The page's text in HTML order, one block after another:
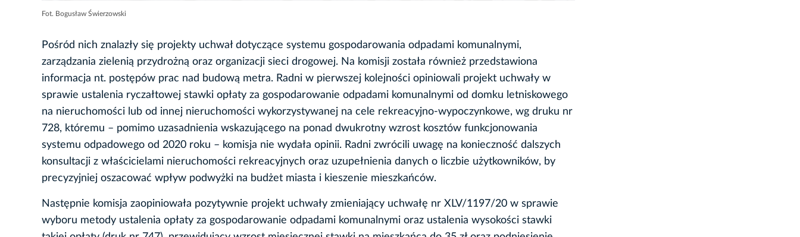
Fot. Bogusław Świerzowski
Pośród nich znalazły się projekty uchwał dotyczące systemu gospodarowania odpadami komunalnymi,
zarządzania zielenią przydrożną oraz organizacji sieci drogowej. Na komisji została również przedstawiona
informacja nt. postępów prac nad budową metra. Radni w pierwszej kolejności opiniowali projekt uchwały w
sprawie ustalenia ryczałtowej stawki opłaty za gospodarowanie odpadami komunalnymi od domku letniskowego
na nieruchomości lub od innej nieruchomości wykorzystywanej na cele rekreacyjno-wypoczynkowe, wg druku nr
728, któremu – pomimo uzasadnienia wskazującego na ponad dwukrotny wzrost kosztów funkcjonowania
systemu odpadowego od 2020 roku – komisja nie wydała opinii. Radni zwrócili uwagę na konieczność dalszych
konsultacji z właścicielami nieruchomości rekreacyjnych oraz uzupełnienia danych o liczbie użytkowników, by
precyzyjniej oszacować wpływ podwyżki na budżet miasta i kieszenie mieszkańców.
Następnie komisja zaopiniowała pozytywnie projekt uchwały zmieniający uchwałę nr XLV/1197/20 w sprawie
wyboru metody ustalenia opłaty za gospodarowanie odpadami komunalnymi oraz ustalenia wysokości stawki